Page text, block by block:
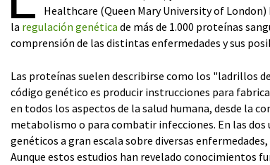
Healthcare (Queen Mary University of
la regulación genética de más de 1.000 proteínas
comprensión de las distintas enfermedades y sus
Las proteínas suelen describirse como los "ladrillos
código genético es producir instrucciones para
en todos los aspectos de la salud humana, desde la
metabolismo o para combatir infecciones. En las dos
genéticos a gran escala sobre diversas
Aunque estos estudios han revelado conocimientos